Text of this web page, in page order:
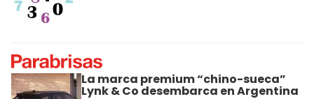
La marca premium “chino-sueca”
Lynk & Co desembarca en Argentina